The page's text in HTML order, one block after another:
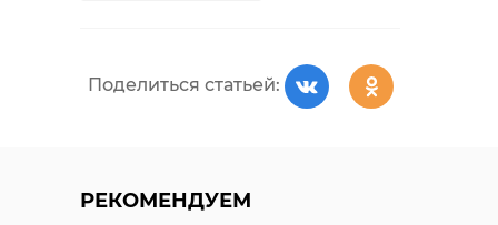
Поделиться статьей:
РЕКОМЕНДУЕМ